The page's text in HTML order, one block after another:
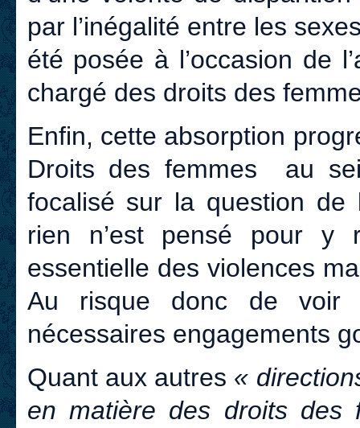
par l’inégalité entre les
été posée à l’occasion de
chargé des droits des
Enfin, cette absorption
Droits des femmes au
focalisé sur la question de
rien n’est pensé pour y
essentielle des violences
Au risque donc de voir
nécessaires engagements
Quant aux autres «
en matière des droits des